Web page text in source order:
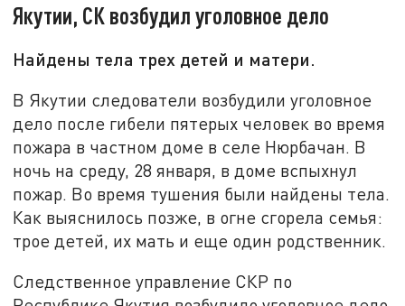
Якутии, СК возбудил уголовное дело
Найдены тела трех детей и матери.
В Якутии следователи возбудили уголовное
дело после гибели пятерых человек во время
пожара в частном доме в селе Нюрбачан. В
ночь на среду, 28 января, в доме вспыхнул
пожар. Во время тушения были найдены тела.
Как выяснилось позже, в огне сгорела семья:
трое детей, их мать и еще один родственник.
Следственное управление СКР по